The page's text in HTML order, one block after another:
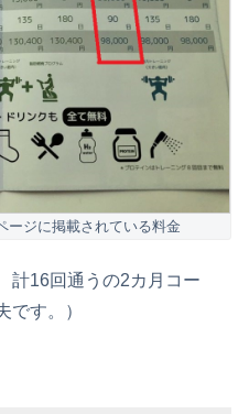
ージに掲載されている料金
16回通うの2カ月コー
す。）